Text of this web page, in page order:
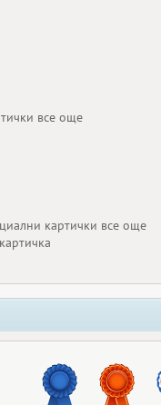
все още
картички все още